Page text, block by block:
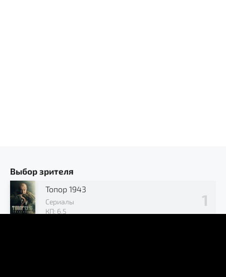
Выбор зрителя
Топор 1943
Сериалы
КП: 6.5